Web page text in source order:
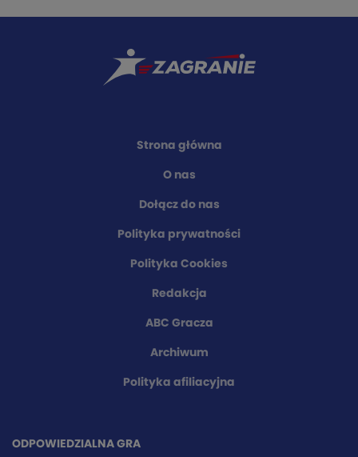
Strona główna
O nas
Dołącz do nas
Polityka prywatności
Polityka Cookies
Redakcja
ABC Gracza
Archiwum
Polityka afiliacyjna
ODPOWIEDZIALNA GRA